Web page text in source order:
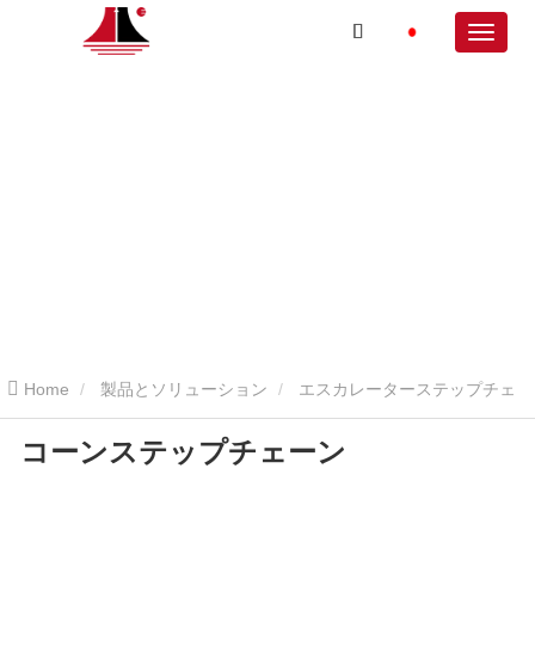
Home 製品とソリューション エスカレーターステップチェ
ーン KONEステップチェーン コーンステップチェーン
コーンステップチェーン